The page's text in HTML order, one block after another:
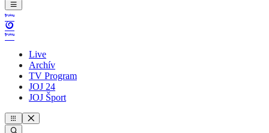
Live
Archív
TV Program
JOJ 24
JOJ Šport